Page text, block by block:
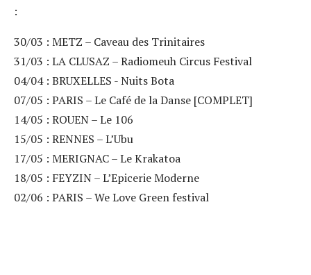
:
30/03 : METZ – Caveau des Trinitaires
31/03 : LA CLUSAZ – Radiomeuh Circus Festival
04/04 : BRUXELLES - Nuits Bota
07/05 : PARIS – Le Café de la Danse [COMPLET]
14/05 : ROUEN – Le 106
15/05 : RENNES – L’Ubu
17/05 : MERIGNAC – Le Krakatoa
18/05 : FEYZIN – L’Epicerie Moderne
02/06 : PARIS – We Love Green festival